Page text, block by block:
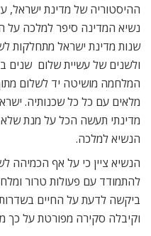
ההיסטוריה של מדינת ישראל,
שנות מדינת ישראל מתחלקות
ולשנים של עשיית שלום 
המלחמה מושיטה יד לשלום
מלאים עם כל כל שכנותיה.
מדינתי תעשה הכל על מנת
הנשיא למלכה.
הנשיא ציין כי על אף הכמיהה
להתמודד עם פעולות טרור
ביקשה לדעת על החיים
וקיבלה סקירה מפורטת על כך